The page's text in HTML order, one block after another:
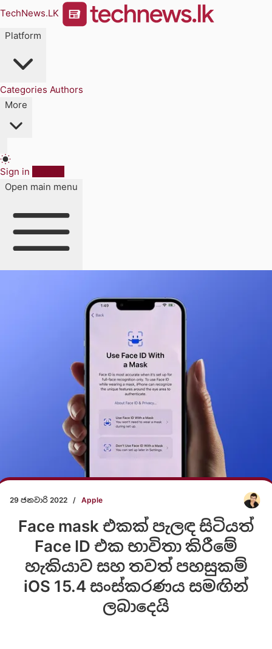
TechNews.LK
Platform
Categories Authors
More
Sign in
Open main menu
29 ජනවාරි 2022 / Apple
Face mask එකක් පැලඳ සිටියත්
Face ID එක භාවිතා කිරීමේ
හැකියාව සහ තවත් පහසුකම්
iOS 15.4 සංස්කරණය සමඟින්
ලබාදෙයි